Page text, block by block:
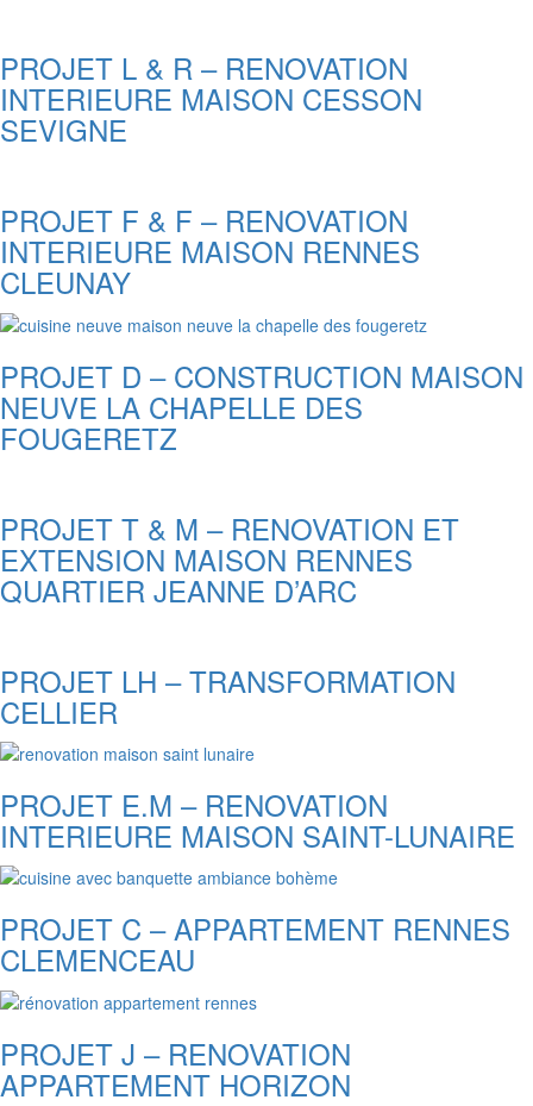
PROJET L & R – RENOVATION
INTERIEURE MAISON CESSON
SEVIGNE
PROJET F & F – RENOVATION
INTERIEURE MAISON RENNES
CLEUNAY
PROJET D – CONSTRUCTION MAISON
NEUVE LA CHAPELLE DES
FOUGERETZ
PROJET T & M – RENOVATION ET
EXTENSION MAISON RENNES
QUARTIER JEANNE D’ARC
PROJET LH – TRANSFORMATION
CELLIER
PROJET E.M – RENOVATION
INTERIEURE MAISON SAINT-LUNAIRE
PROJET C – APPARTEMENT RENNES
CLEMENCEAU
PROJET J – RENOVATION
APPARTEMENT HORIZON